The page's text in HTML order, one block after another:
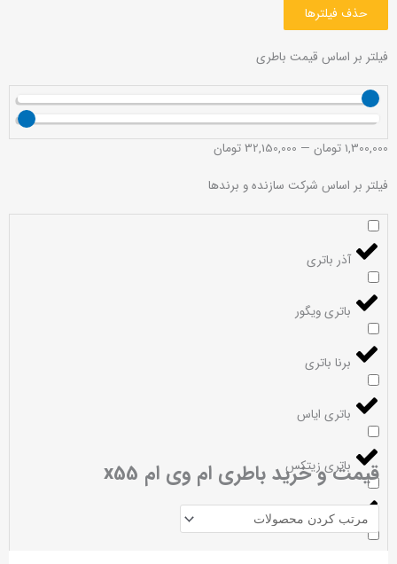
حذف فیلترها
فیلتر بر اساس قیمت باطری
1,300,000تومان —
32,150,000تومان
فیلتر بر اساس شرکت سازنده و برندها
آذر باتری
باتری ویگور
برنا باتری
باتری ایاس
باتری زیتکس
باتری گلوبال
قیمت و خرید باطری ام وی ام x55